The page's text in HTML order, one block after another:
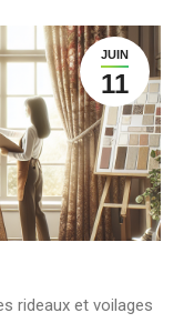
JUIN
11
rideaux et voilages